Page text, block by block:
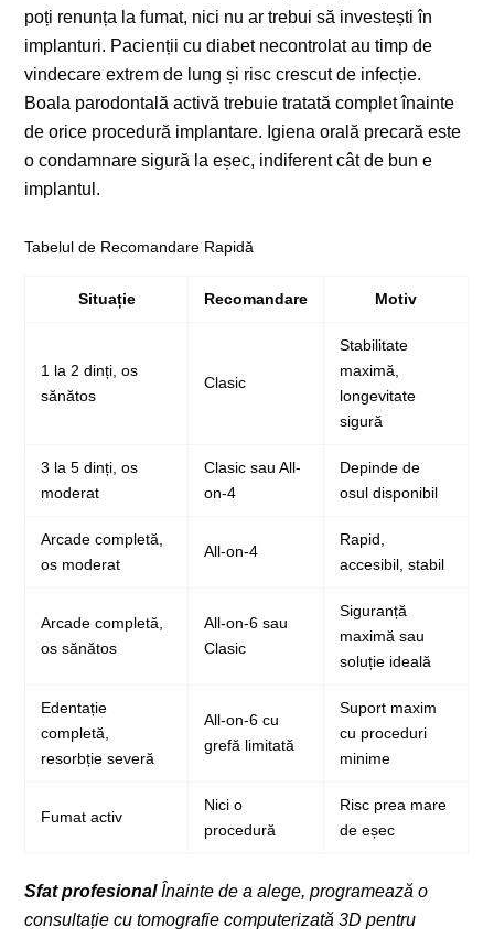
poți renunța la fumat, nici nu ar trebui să investești în
implanturi. Pacienții cu diabet necontrolat au timp de
vindecare extrem de lung și risc crescut de infecție.
Boala parodontală activă trebuie tratată complet înainte
de orice procedură implantare. Igiena orală precară este
o condamnare sigură la eșec, indiferent cât de bun e
implantul.
Tabelul de Recomandare Rapidă
Situație Recomandare Motiv
1 la 2 dinți, os
sănătos
Clasic
Stabilitate
maximă,
longevitate
sigură
3 la 5 dinți, os
moderat
Clasic sau All-
on-4
Depinde de
osul disponibil
Arcade completă,
os moderat
All-on-4
Rapid,
accesibil, stabil
Arcade completă,
os sănătos
All-on-6 sau
Clasic
Siguranță
maximă sau
soluție ideală
Edentație
completă,
resorbție severă
All-on-6 cu
grefă limitată
Suport maxim
cu proceduri
minime
Fumat activ
Nici o
procedură
Risc prea mare
de eșec
Sfat profesional Înainte de a alege, programează o
consultație cu tomografie computerizată 3D pentru